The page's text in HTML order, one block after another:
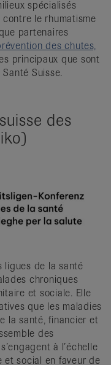
spécialisés
le rhumatisme
partenaires
des chutes,
principaux que sont
Suisse.
des
ligues de la santé
chroniques
et sociale. Elle
que les maladies
la santé, financier et
des
à l’échelle
et social en faveur de